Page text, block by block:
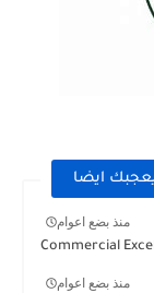
ايضا
منذ بضع اعوام
Commercial
منذ بضع اعوام